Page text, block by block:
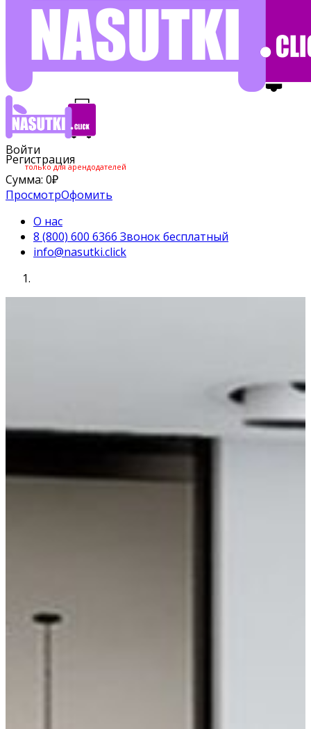
Войти
Регистрация
только для арендодателей
Сумма: 0₽
ПросмотрОфомить
О нас
8 (800) 600 6366 Звонок бесплатный
info@nasutki.click